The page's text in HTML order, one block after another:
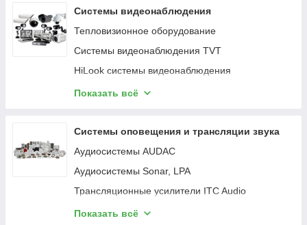
Кастрюля
Клавиатура игровая
Коврик для мышки
Игровой коврик для мышки
Сотейник
Компактная Акустика
Системы видеонаблюдения
Тепловизионное оборудование
Системы видеонаблюдения TVT
HiLook системы видеонаблюдения
IP видеонаблюдение Uniview
Коммутаторы UNIPOE
Показать всё
Системы оповещения и трансляции звука
Аудиосистемы AUDAC
Аудиосистемы Sonar, LPA
Трансляционные усилители ITC Audio
Аудио источники ITC Audio
Показать всё